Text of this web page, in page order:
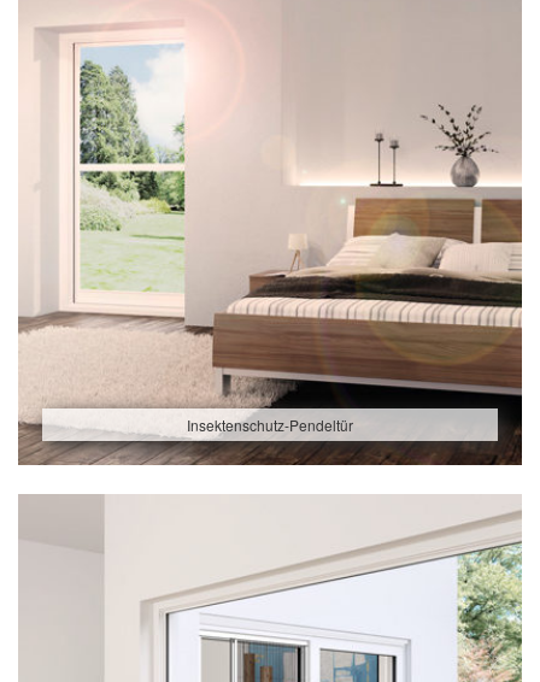
Insektenschutz-Pendeltür